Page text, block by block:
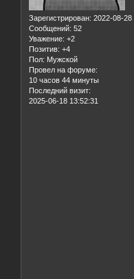
Зарегистрирован: 2022-08-28
Сообщений: 52
Уважение: +2
Позитив: +4
Пол: Мужской
Провел на форуме:
10 часов 44 минуты
Последний визит:
2025-06-18 13:52:31